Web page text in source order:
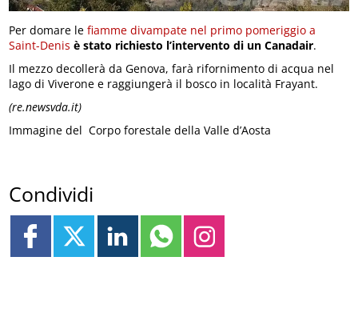
Per domare le fiamme divampate nel primo pomeriggio a
Saint-Denisè stato richiesto l’intervento di un Canadair.
Il mezzo decollerà da Genova, farà rifornimento di acqua nel
lago di Viverone e raggiungerà il bosco in località Frayant.
(re.newsvda.it)
Immagine del Corpo forestale della Valle d’Aosta
Condividi